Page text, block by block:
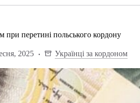
при перетині польського кордону
2025 Українці за кордоном